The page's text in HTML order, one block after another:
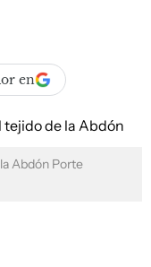
en
Abdón Porte